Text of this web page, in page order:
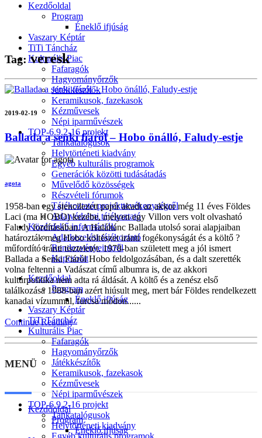
Kezdőoldal
Program
Éneklő ifjúság
Vaszary Képtár
TiTi Táncház
Kulturális Piac
Fafaragók
Hagyományőrzők
Játékkészítők
Keramikusok, fazekasok
Kézművesek
Népi iparművészek
TOP-6.9.2-16 projekt
Tankatalógusok
Helytörténeti kiadvány
Egyéb kulturális programok
Generációk közötti tudásátadás
Művelődő közösségek
Részvételi fórumok
Tájékoztató projekttevékenységről
Adatvédelmi tájékoztató
Közérdekű információk
Adatkezelési tájékoztató
Rendezvényeinkről
Kapcsolat
Kezdőoldal
Program
Éneklő ifjúság
Vaszary Képtár
TiTi Táncház
Kulturális Piac
Fafaragók
Hagyományőrzők
Játékkészítők
Keramikusok, fazekasok
Kézművesek
Népi iparművészek
TOP-6.9.2-16 projekt
Tankatalógusok
Helytörténeti kiadvány
Egyéb kulturális programok
Tag:veresk
2019-02-19
Ballada a senki fiáról – Hobo önálló, Faludy-estje
agota
1958-ban egy stencilezett papír akadt az akkor még 11 éves Földes
Laci (ma HOBO) kezébe, melyen egy Villon vers volt olvasható
Faludy fordításában. A Haláltánc Ballada utolsó sorai alapjaiban
határozták meg Hobo költészet iránti fogékonyságát és a költő ?
műfordító iránti tiszteletét. 1978-ban született meg a jól ismert
Ballada a Senki Fiáról Hobo feldolgozásában, és a dalt szerették
volna feltenni a Vadászat című albumra is, de az akkori
kultúrpolitika nem adta rá áldását. A költő és a zenész első
találkozása 1988-ban azért hiúsult meg, mert bár Földes rendelkezett
kanadai vízummal, furcsa módon......
Continue Reading
MENÜ
Kezdőoldal
Program
Éneklő ifjúság